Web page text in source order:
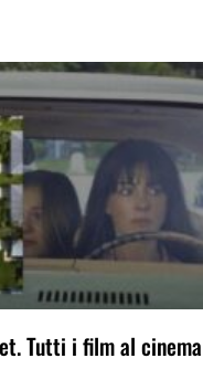
Tutti i film al cinema